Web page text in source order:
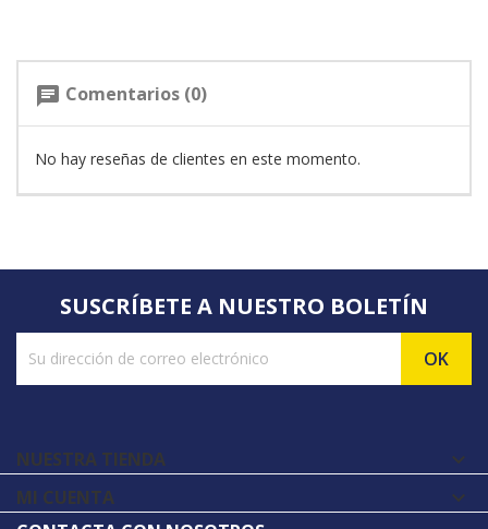
chat Comentarios (0)
No hay reseñas de clientes en este momento.
SUSCRÍBETE A NUESTRO BOLETÍN
NUESTRA TIENDA 
MI CUENTA 